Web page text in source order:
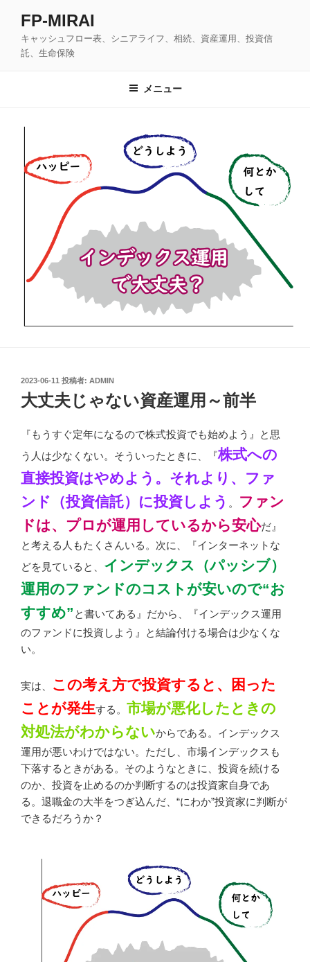
FP-MIRAI
キャッシュフロー表、シニアライフ、相続、資産運用、投資信
託、生命保険
メニュー
投
日:
2023-06-11 投稿者: ADMIN
大丈夫じゃない資産運用～前半
『もうすぐ定年になるので株式投資でも始めよう』と思
う人は少なくない。そういったときに、『株式への
直接投資はやめよう。それより、ファ
ンド（投資信託）に投資しよう 。
ファン
ドは、プロが運用しているから安心だ』
と考える人もたくさんいる。次に、『インターネットな
どを見ていると、 インデックス（パッシブ）
運用のファンドのコストが安いので“お
すすめ” と書いてある』だから、『インデックス運用
のファンドに投資しよう』と結論付ける場合は少なくな
い。
実は、
この考え方で投資すると、困った
ことが発生する。 市場が悪化したときの
対処法がわからないからである。インデックス
運用が悪いわけではない。ただし、市場インデックスも
下落するときがある。そのようなときに、投資を続ける
のか、投資を止めるのか判断するのは投資家自身であ
る。退職金の大半をつぎ込んだ、“にわか”投資家に判断が
できるだろうか？